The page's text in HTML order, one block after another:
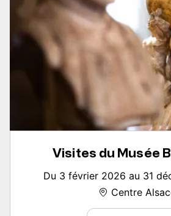
Visites du Musée
Du 3 février 2026 au 31
Centre